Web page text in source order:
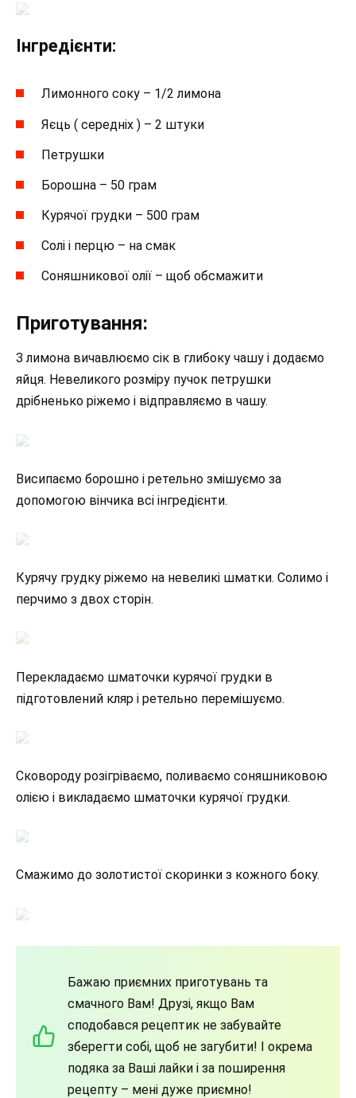
Інгредієнти:
Лимонного соку – 1/2 лимона
Яєць ( середніх ) – 2 штуки
Петрушки
Борошна – 50 грам
Курячої грудки – 500 грам
Солі і перцю – на смак
Соняшникової олії – щоб обсмажити
Приготування:
З лимона вичавлюємо сік в глибоку чашу і додаємо
яйця. Невеликого розміру пучок петрушки
дрібненько ріжемо і відправляємо в чашу.
Висипаємо борошно і ретельно змішуємо за
допомогою вінчика всі інгредієнти.
Курячу грудку ріжемо на невеликі шматки. Солимо і
перчимо з двох сторін.
Перекладаємо шматочки курячої грудки в
підготовлений кляр і ретельно перемішуємо.
Сковороду розігріваємо, поливаємо соняшниковою
олією і викладаємо шматочки курячої грудки.
Смажимо до золотистої скоринки з кожного боку.
Бажаю приємних приготувань та
смачного Вам! Друзі, якщо Вам
сподобався рецептик не забувайте
зберегти собі, щоб не загубити! І окрема
подяка за Ваші лайки і за поширення
рецепту – мені дуже приємно!